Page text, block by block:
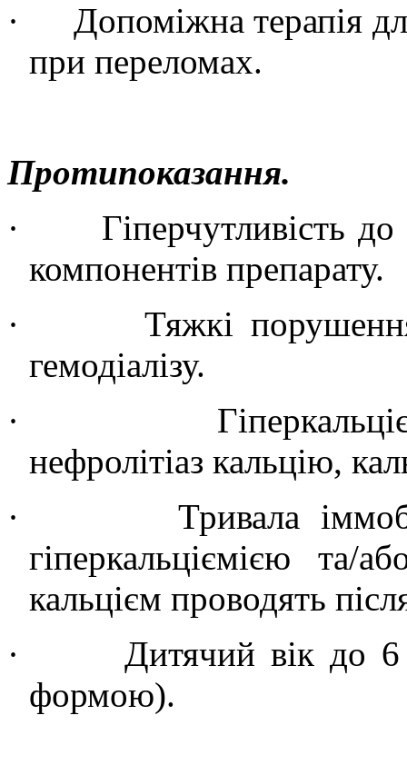
·
Допоміжна терапія
при переломах.
Протипоказання.
·
Гіперчутливість
компонентів препарату.
·
Тяжкі
гемодіалізу.
·
нефролітіаз кальцію,
·
Тривала
гіперкальціємією та/
кальцієм проводять
·
Дитячий вік до 6
формою).